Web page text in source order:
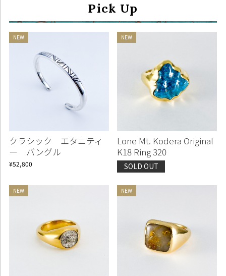
Pick Up
クラシック エタニティ
ー バングル
¥52,800
Lone Mt. Kodera Original
K18 Ring 320
SOLD OUT